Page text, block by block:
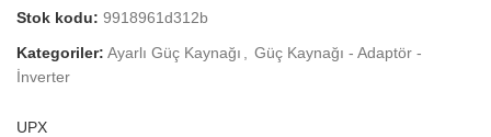
Stok kodu: 9918961d312b
Kategoriler: Ayarlı Güç Kaynağı
Güç Kaynağı - Adaptör -
İnverter
UPX